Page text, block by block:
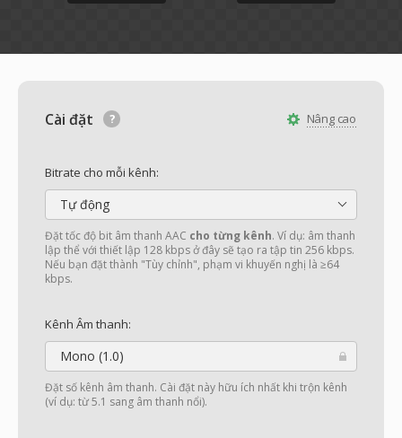
Nâng cao
Cài đặt
Bitrate cho mỗi kênh:
Tự động
Đặt tốc độ bit âm thanh AAC cho từng kênh. Ví dụ: âm thanh
lập thể với thiết lập 128 kbps ở đây sẽ tạo ra tập tin 256 kbps.
Nếu bạn đặt thành "Tùy chỉnh", phạm vi khuyến nghị là ≥64
kbps.
Kênh Âm thanh:
Mono (1.0)
Đặt số kênh âm thanh. Cài đặt này hữu ích nhất khi trộn kênh
(ví dụ: từ 5.1 sang âm thanh nổi).